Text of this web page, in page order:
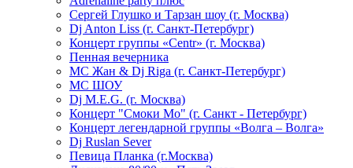
Сергей Глушко и Тарзан шоу (г. Москва)
Dj Anton Liss (г. Санкт-Петербург)
Концерт группы «Centr» (г. Москва)
Пенная вечерника
МС Жан & Dj Riga (г. Санкт-Петербург)
МС ШОУ
Dj M.E.G. (г. Москва)
Концерт "Смоки Мо" (г. Санкт - Петербург)
Концерт легендарной группы «Волга – Волга»
Dj Ruslan Sever
Певица Планка (г.Москва)